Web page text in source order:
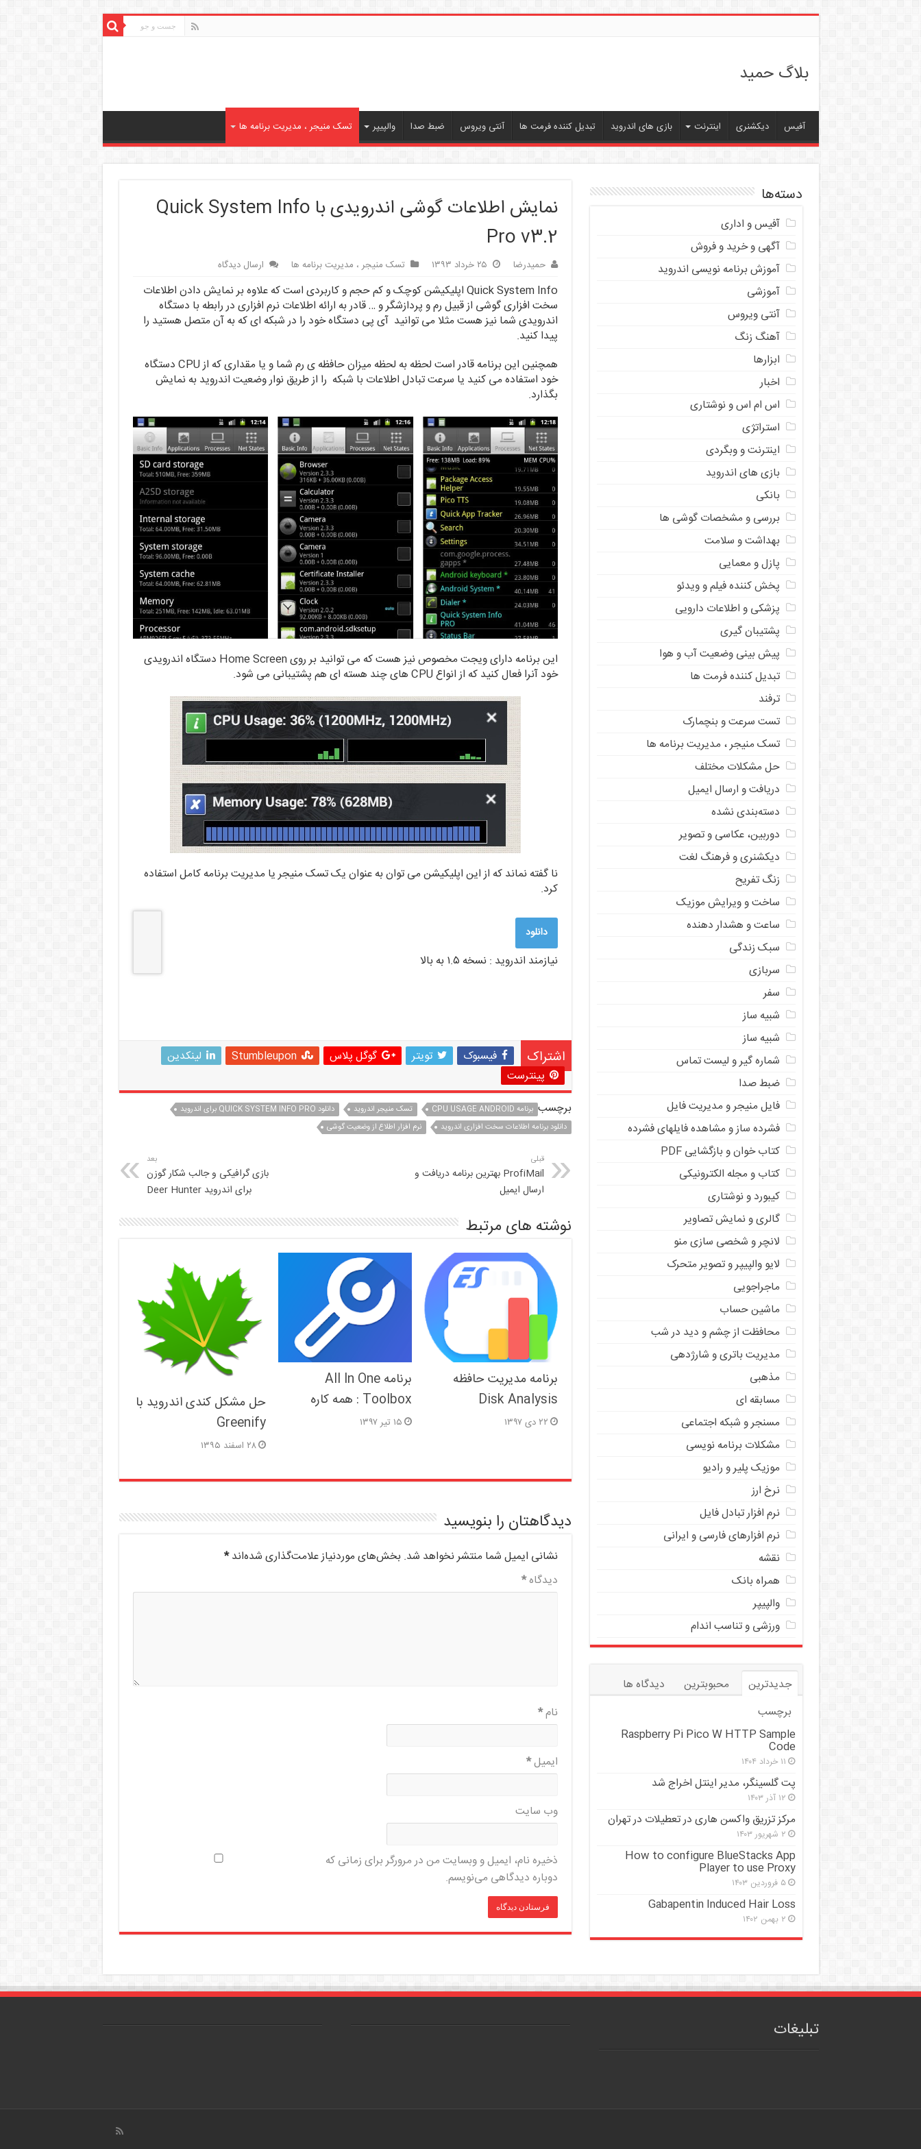
بلاگ حمید
آفیس دیکشنری اینترنت بازی های اندروید تبدیل کننده فرمت ها آنتی ویروس ضبط صدا والپیپر تسک منیجر ، مدیریت برنامه ها
نمایش اطلاعات گوشی اندرویدی با Quick System Info
Pro v3.2
حمیدرضا ۲۵ خرداد ۱۳۹۳ تسک منیجر ، مدیریت برنامه ها ارسال دیدگاه
Quick System Info اپلیکیشن کوچک و کم حجم و کاربردی است که علاوه بر نمایش دادن اطلاعات
سخت افزاری گوشی از قبیل رم و پردازشگر و … قادر به ارائه اطلاعات نرم افزاری در رابطه با دستگاه
اندرویدی شما نیز هست مثلا می توانید آی پی دستگاه خود را در شبکه ای که به آن متصل هستید را
پیدا کنید.
همچنین این برنامه قادر است لحظه به لحظه میزان حافظه ی رم شما و یا مقداری که از CPU دستگاه
خود استفاده می کنید یا سرعت تبادل اطلاعات با شبکه را از طریق نوار وضعیت اندروید به نمایش
بگذارد.
این برنامه دارای ویجت مخصوص نیز هست که می توانید بر روی Home Screen دستگاه اندرویدی
خود آنرا فعال کنید که از انواع CPU های چند هسته ای هم پشتیبانی می شود.
نا گفته نماند که از این اپلیکیشن می توان به عنوان یک تسک منیجر یا مدیریت برنامه کامل استفاده
کرد.
دانلود
نیازمند اندروید : نسخه ۱.۵ به بالا
اشتراک فیسبوک تویتر گوگل پلاس Stumbleupon
لینکدین
پینترست
برچسب برنامه CPU USAGE ANDROID تسک منیجر اندروید
دانلود QUICK SYSTEM INFO PRO برای اندروید
دانلود برنامه اطلاعات سخت افزاری اندروید
نرم افزار اطلاع از وضعیت گوشی
قبلی
ProfiMail بهترین برنامه دریافت و
ارسال ایمیل
بعد
بازی گرافیکی و جالب شکار گوزن
برای اندروید Deer Hunter
نوشته های مرتبط
برنامه مدیریت حافظه
Disk Analysis
۲۲ دی ۱۳۹۷
برنامه All In One
Toolbox : همه کاره
۱۵ تیر ۱۳۹۷
حل مشکل کندی اندروید با
Greenify
۲۸ اسفند ۱۳۹۵
دیدگاهتان را بنویسید
نشانی ایمیل شما منتشر نخواهد شد. بخش‌های موردنیاز علامت‌گذاری شده‌اند*
دیدگاه*
نام*
ایمیل*
وب‌ سایت
ذخیره نام، ایمیل و وبسایت من در مرورگر برای زمانی که
دوباره دیدگاهی می‌نویسم.
دسته‌ها
آفیس و اداری
آگهی و خرید و فروش
آموزش برنامه نویسی اندروید
آموزشی
آنتی ویروس
آهنگ زنگ
ابزارها
اخبار
اس ام اس و نوشتاری
استراتژی
اینترنت و وبگردی
بازی های اندروید
بانکی
بررسی و مشخصات گوشی ها
بهداشت و سلامت
پازل و معمایی
پخش کننده فیلم و ویدئو
پزشکی و اطلاعات دارویی
پشتیبان گیری
پیش بینی وضعیت آب و هوا
تبدیل کننده فرمت ها
ترفند
تست سرعت و بنچمارک
تسک منیجر ، مدیریت برنامه ها
حل مشکلات مختلف
دریافت و ارسال ایمیل
دسته‌بندی نشده
دوربین، عکاسی و تصویر
دیکشنری و فرهنگ لغت
زنگ تفریح
ساخت و ویرایش موزیک
ساعت و هشدار دهنده
سبک زندگی
سربازی
سفر
شبیه ساز
شبیه ساز
شماره گیر و لیست تماس
ضبط صدا
فایل منیجر و مدیریت فایل
فشرده ساز و مشاهده فایلهای فشرده
کتاب خوان و بازگشایی PDF
کتاب و مجله الکترونیکی
کیبورد و نوشتاری
گالری و نمایش تصاویر
لانچر و شخصی سازی منو
لایو والپیپر و تصویر متحرک
ماجراجویی
ماشین حساب
محافظت از چشم و دید در شب
مدیریت باتری و شارژدهی
مذهبی
مسابقه ای
مسنجر و شبکه اجتماعی
مشکلات برنامه نویسی
موزیک پلیر و رادیو
نرخ ارز
ﻧﺮﻡ ﺍﻓﺰﺍﺭ ﺗﺒﺎﺩﻝ ﻓﺎﻳﻞ
نرم افزارهای فارسی و ایرانی
نقشه
همراه بانک
والپیپر
ورزشی و تناسب اندام
جدیدترین محبوبترین
دیدگاه ها
برچسب
Raspberry Pi Pico W HTTP Sample
Code
۱۱ خرداد ۱۴۰۴
پت گلسینگر، مدیر اینتل اخراج شد
۱۲ آذر ۱۴۰۳
مرکز تزریق واکسن هاری در تعطیلات در تهران
۲ شهریور ۱۴۰۳
How to configure BlueStacks App
Player to use Proxy
۵ فروردین ۱۴۰۳
Gabapentin Induced Hair Loss
۲ بهمن ۱۴۰۲
تبلیغات